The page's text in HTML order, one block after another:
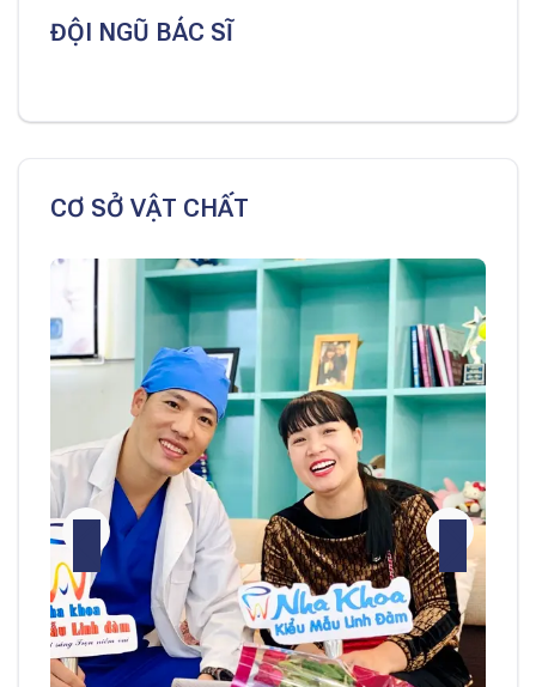
ĐỘI NGŨ BÁC SĨ
CƠ SỞ VẬT CHẤT